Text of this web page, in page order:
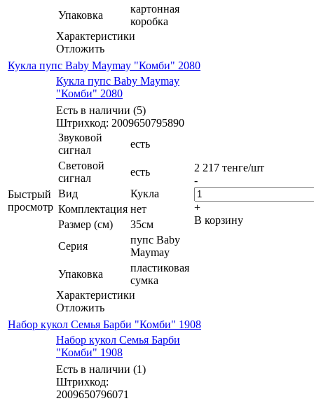
Упаковка
картонная
коробка
Характеристики
Отложить
Кукла пупс Baby Maymay "Комби" 2080
Быстрый
просмотр
Кукла пупс Baby Maymay
"Комби" 2080
Есть в наличии (5)
Штрихкод: 2009650795890
Звуковой
сигнал
есть
Световой
сигнал
есть
Вид
Кукла
Комплектация нет
Размер (см)
35см
Серия
пупс Baby
Maymay
Упаковка
пластиковая
сумка
Характеристики
Отложить
2 217 тенге/шт
-
+
В корзину
Набор кукол Семья Барби "Комби" 1908
Набор кукол Семья Барби
"Комби" 1908
Есть в наличии (1)
Штрихкод:
2009650796071